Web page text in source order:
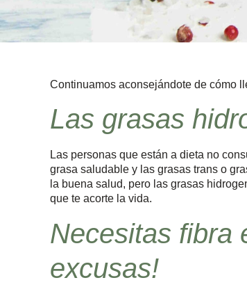
Continuamos aconsejándote de cómo
Las grasas
Las personas que están a dieta no
grasa saludable y las grasas trans o
la buena salud, pero las grasas
que te acorte la vida.
Necesitas fibra
excusas!